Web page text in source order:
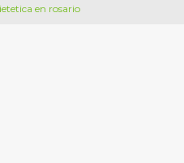
en rosario